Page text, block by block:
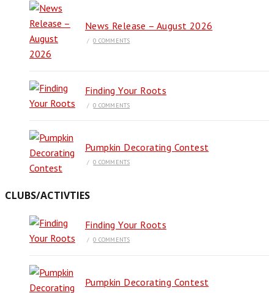
News Release – August 2026
/ 0 COMMENTS
Finding Your Roots
/ 0 COMMENTS
Pumpkin Decorating Contest
/ 0 COMMENTS
CLUBS/ACTIVTIES
Finding Your Roots
/ 0 COMMENTS
Pumpkin Decorating Contest